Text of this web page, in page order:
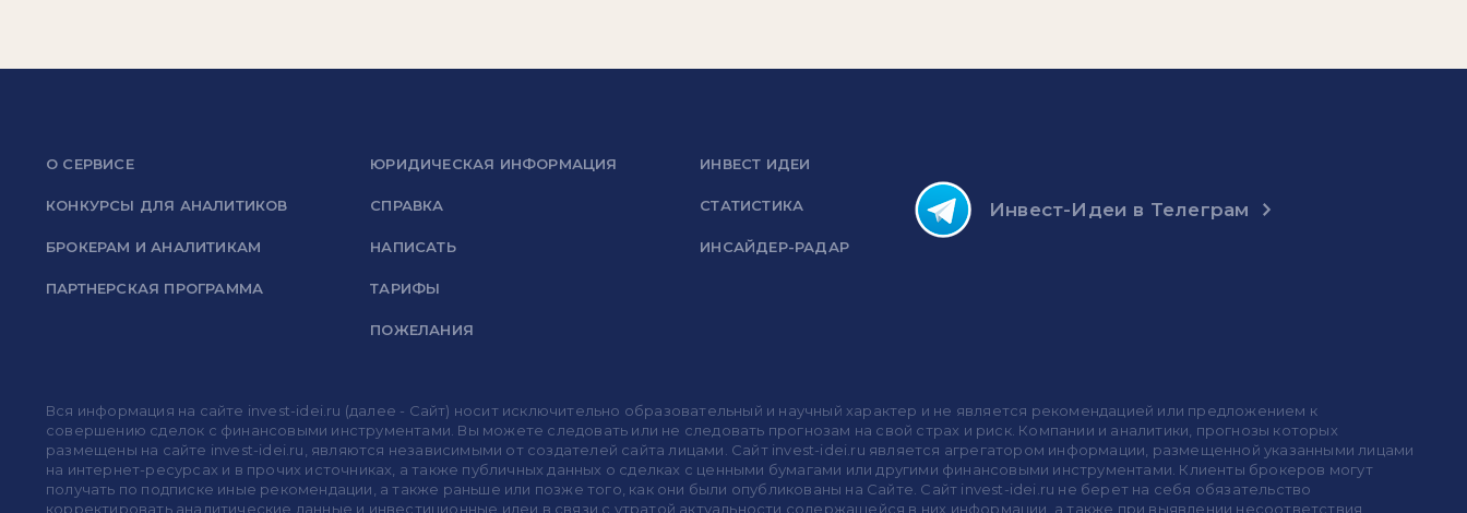
Инвест-Идеи в Телеграм
О СЕРВИСЕ
КОНКУРСЫ ДЛЯ АНАЛИТИКОВ
БРОКЕРАМ И АНАЛИТИКАМ
ПАРТНЕРСКАЯ ПРОГРАММА
ЮРИДИЧЕСКАЯ ИНФОРМАЦИЯ
СПРАВКА
НАПИСАТЬ
ТАРИФЫ
ПОЖЕЛАНИЯ
ИНВЕСТ ИДЕИ
СТАТИСТИКА
ИНСАЙДЕР-РАДАР
Вся информация на сайте invest-idei.ru (далее - Сайт) носит исключительно образовательный и научный характер и не является рекомендацией или предложением к
совершению сделок с финансовыми инструментами. Вы можете следовать или не следовать прогнозам на свой страх и риск. Компании и аналитики, прогнозы которых
размещены на сайте invest-idei.ru, являются независимыми от создателей сайта лицами. Сайт invest-idei.ru является агрегатором информации, размещенной указанными лицами
на интернет-ресурсах и в прочих источниках, а также публичных данных о сделках с ценными бумагами или другими финансовыми инструментами. Клиенты брокеров могут
получать по подписке иные рекомендации, а также раньше или позже того, как они были опубликованы на Сайте. Сайт invest-idei.ru не берет на себя обязательство
корректировать аналитические данные и инвестиционные идеи в связи с утратой актуальности содержащейся в них информации, а также при выявлении несоответствия